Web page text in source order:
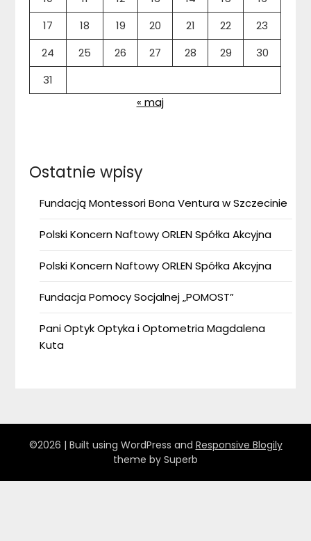
17
18 19 20 21 22
23
24
25 26 27 28 29
30
31
« maj
Ostatnie wpisy
Fundacją Montessori Bona Ventura w Szczecinie
Polski Koncern Naftowy ORLEN Spółka Akcyjna
Polski Koncern Naftowy ORLEN Spółka Akcyjna
Fundacja Pomocy Socjalnej „POMOST”
Pani Optyk Optyka i Optometria Magdalena
Kuta
©2026 | Built using WordPress and Responsive Blogily
theme by Superb